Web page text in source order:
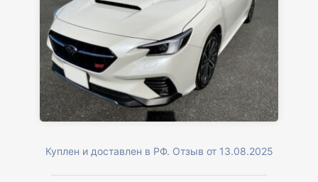
Куплен и доставлен в РФ. Отзыв от 13.08.2025